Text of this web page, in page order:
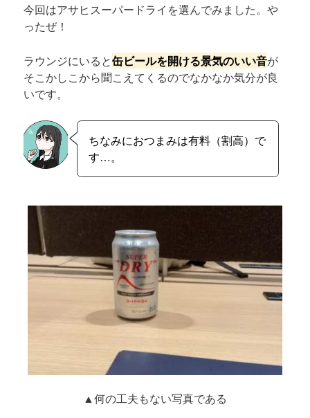
今回はアサヒスーパードライを選んでみました。や
ったぜ！
ラウンジにいると缶ビールを開ける景気のいい音が
そこかしこから聞こえてくるのでなかなか気分が良
いです。
ちなみにおつまみは有料（割高）で
す…。
▲何の工夫もない写真である